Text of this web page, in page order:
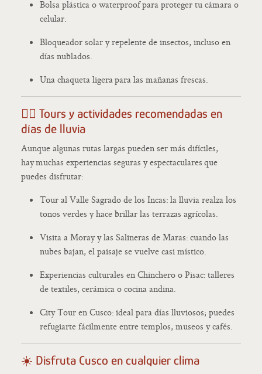
Bolsa plástica o waterproof para proteger tu cámara o
celular.
Bloqueador solar y repelente de insectos, incluso en
días nublados.
Una chaqueta ligera para las mañanas frescas.
🚶‍♀️ Tours y actividades recomendadas en
días de lluvia
Aunque algunas rutas largas pueden ser más difíciles,
hay muchas experiencias seguras y espectaculares que
puedes disfrutar:
Tour al Valle Sagrado de los Incas: la lluvia realza los
tonos verdes y hace brillar las terrazas agrícolas.
Visita a Moray y las Salineras de Maras: cuando las
nubes bajan, el paisaje se vuelve casi místico.
Experiencias culturales en Chinchero o Pisac: talleres
de textiles, cerámica o cocina andina.
City Tour en Cusco: ideal para días lluviosos; puedes
refugiarte fácilmente entre templos, museos y cafés.
☀️ Disfruta Cusco en cualquier clima